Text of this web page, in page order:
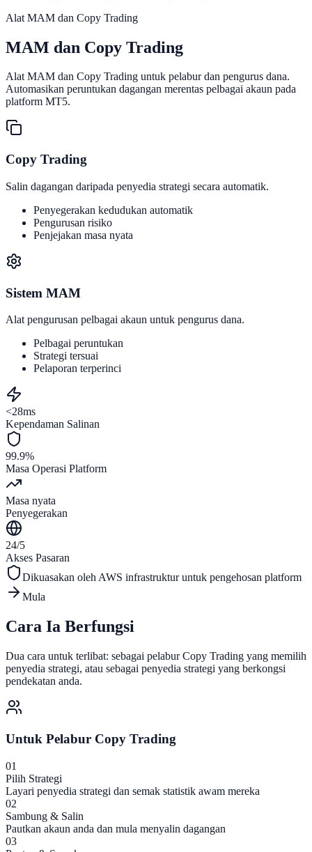
Alat MAM dan Copy Trading
MAM dan Copy Trading
Alat MAM dan Copy Trading untuk pelabur dan pengurus dana.
Automasikan peruntukan dagangan merentas pelbagai akaun pada
platform MT5.
Copy Trading
Salin dagangan daripada penyedia strategi secara automatik.
Penyegerakan kedudukan automatik
Pengurusan risiko
Penjejakan masa nyata
Sistem MAM
Alat pengurusan pelbagai akaun untuk pengurus dana.
Pelbagai peruntukan
Strategi tersuai
Pelaporan terperinci
<28ms
Kependaman Salinan
99.9%
Masa Operasi Platform
Masa nyata
Penyegerakan
24/5
Akses Pasaran
Dikuasakan oleh AWS infrastruktur untuk pengehosan platform
Mula
Cara Ia Berfungsi
Dua cara untuk terlibat: sebagai pelabur Copy Trading yang memilih
penyedia strategi, atau sebagai penyedia strategi yang berkongsi
pendekatan anda.
Untuk Pelabur Copy Trading
01
Pilih Strategi
Layari penyedia strategi dan semak statistik awam mereka
02
Sambung & Salin
Pautkan akaun anda dan mula menyalin dagangan
03